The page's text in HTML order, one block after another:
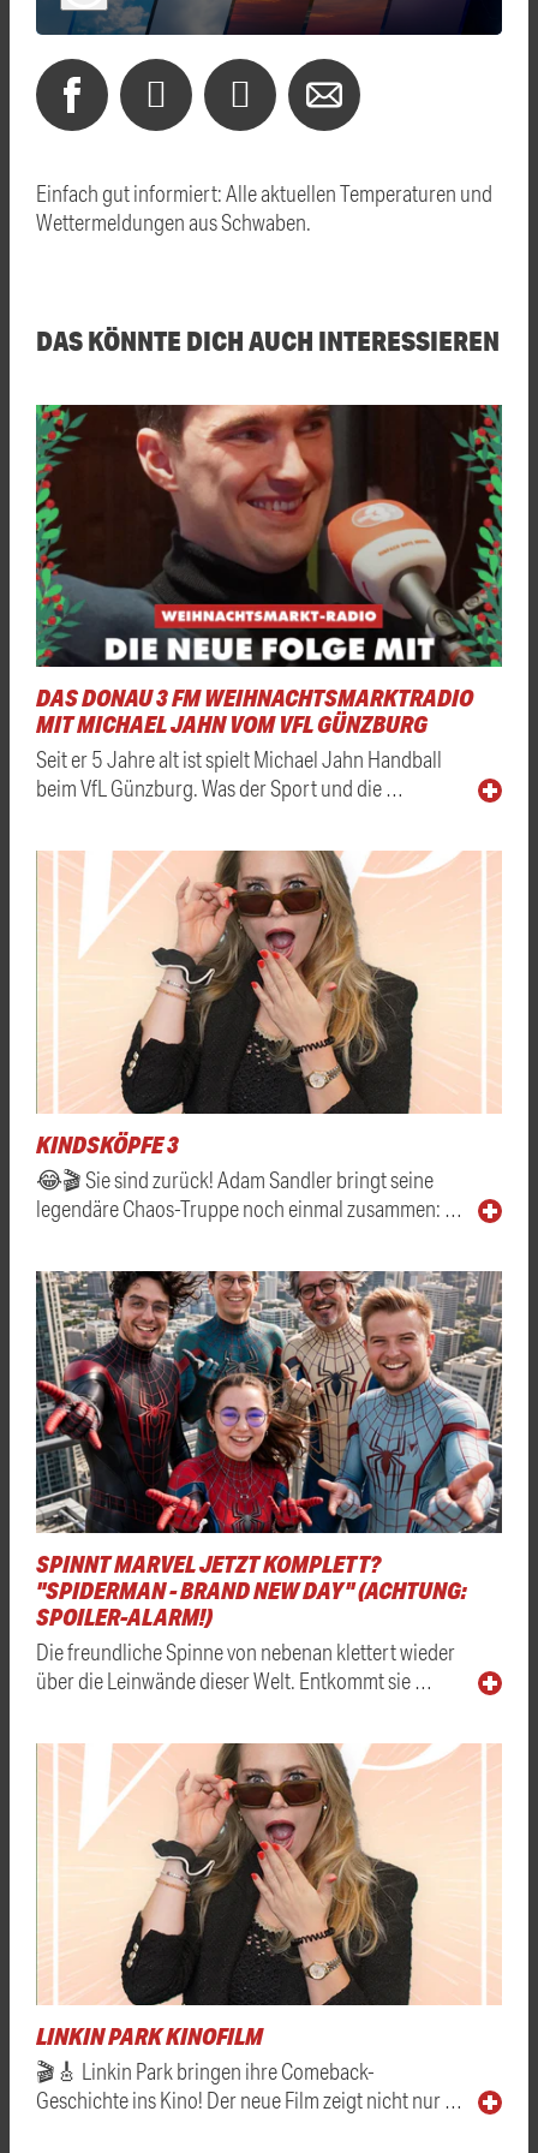
Einfach gut informiert: Alle aktuellen Temperaturen und
Wettermeldungen aus Schwaben.
DAS KÖNNTE DICH AUCH INTERESSIEREN
DAS DONAU 3 FM WEIHNACHTSMARKTRADIO
MIT MICHAEL JAHN VOM VFL GÜNZBURG
Seit er 5 Jahre alt ist spielt Michael Jahn Handball
beim VfL Günzburg. Was der Sport und die …
KINDSKÖPFE 3
😂🎬 Sie sind zurück! Adam Sandler bringt seine
legendäre Chaos-Truppe noch einmal zusammen: …
SPINNT MARVEL JETZT KOMPLETT?
"SPIDERMAN - BRAND NEW DAY" (ACHTUNG:
SPOILER-ALARM!)
Die freundliche Spinne von nebenan klettert wieder
über die Leinwände dieser Welt. Entkommt sie …
LINKIN PARK KINOFILM
🎬🎸 Linkin Park bringen ihre Comeback-
Geschichte ins Kino! Der neue Film zeigt nicht nur …